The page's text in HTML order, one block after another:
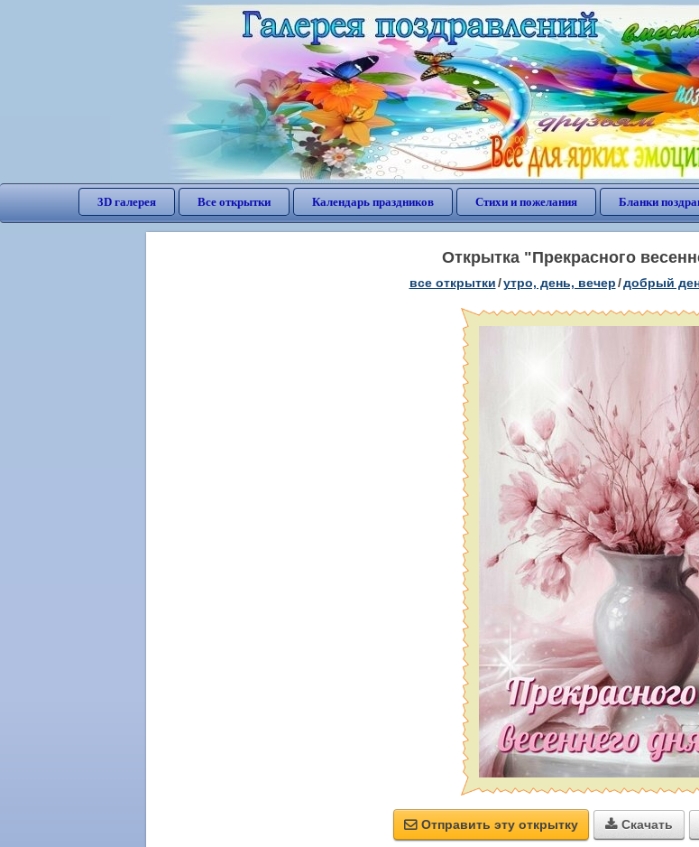
3D галерея Все открытки Календарь праздников Стихи и пожелания Бланки
Открытка "Прекрасного
все открытки/утро, день, вечер/добрый
 Отправить эту открытку  Скачать